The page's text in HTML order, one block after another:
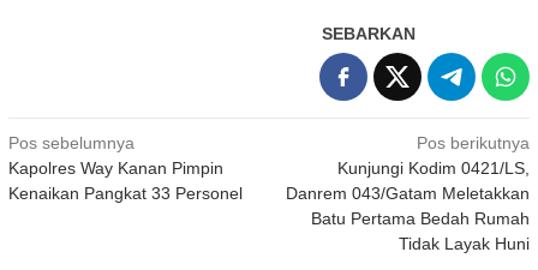
SEBARKAN
Navigasi
pos
Pos sebelumnya
Kapolres Way Kanan Pimpin
Kenaikan Pangkat 33 Personel
Pos berikutnya
Kunjungi Kodim 0421/LS,
Danrem 043/Gatam Meletakkan
Batu Pertama Bedah Rumah
Tidak Layak Huni